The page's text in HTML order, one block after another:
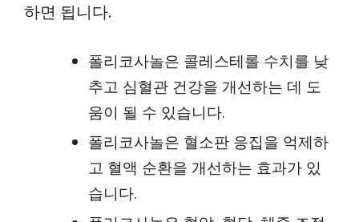
하면 됩니다.
폴리코사놀은 콜레스테롤 수치를 낮
추고 심혈관 건강을 개선하는 데 도
움이 될 수 있습니다.
폴리코사놀은 혈소판 응집을 억제하
고 혈액 순환을 개선하는 효과가 있
습니다.